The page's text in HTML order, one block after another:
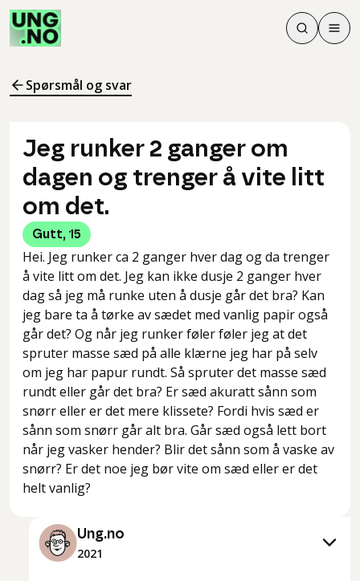
Søk
Søk
Meny
Spørsmål og svar
Jeg runker 2 ganger om
dagen og trenger å vite litt
om det.
Gutt, 15
Hei. Jeg runker ca 2 ganger hver dag og da trenger
å vite litt om det. Jeg kan ikke dusje 2 ganger hver
dag så jeg må runke uten å dusje går det bra? Kan
jeg bare ta å tørke av sædet med vanlig papir også
går det? Og når jeg runker føler føler jeg at det
spruter masse sæd på alle klærne jeg har på selv
om jeg har papur rundt. Så spruter det masse sæd
rundt eller går det bra? Er sæd akuratt sånn som
snørr eller er det mere klissete? Fordi hvis sæd er
sånn som snørr går alt bra. Går sæd også lett bort
når jeg vasker hender? Blir det sånn som å vaske av
snørr? Er det noe jeg bør vite om sæd eller er det
helt vanlig?
Ung.no
2021